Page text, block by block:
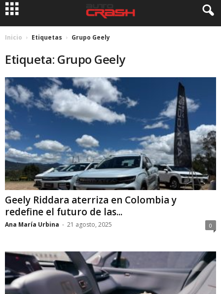
Inicio Etiquetas Grupo Geely
Etiqueta: Grupo Geely
Geely Riddara aterriza en Colombia y
redefine el futuro de las...
Ana María Urbina - 21 agosto, 2025 0